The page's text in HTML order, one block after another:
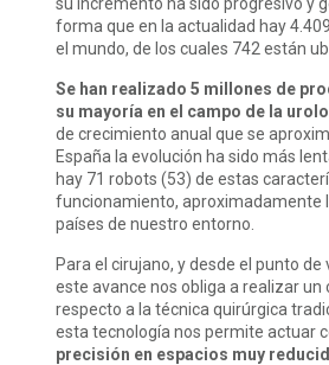
forma que en la actualidad hay
el mundo, de los cuales 742 están
Se han realizado 5 millones de
su mayoría en el campo de la
de crecimiento anual que se
España la evolución ha sido más
hay 71 robots (53) de estas
funcionamiento, aproximadamente
países de nuestro entorno.
Para el cirujano, y desde el punto de
este avance nos obliga a realizar un
respecto a la técnica quirúrgica
esta tecnología nos permite actuar
precisión en espacios muy